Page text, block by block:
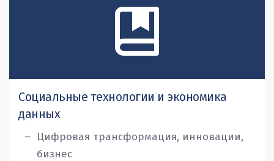
Социальные технологии и экономика
данных
Цифровая трансформация, инновации,
бизнес